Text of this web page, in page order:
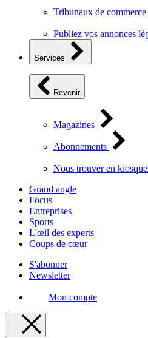
Tribunaux de commerce
Publiez vos annonces
Services
Revenir
Magazines
Abonnements
Nous trouver en
Grand angle
Focus
Entreprises
Sports
L'œil des experts
Coups de cœur
S'abonner
Newsletter
Mon compte